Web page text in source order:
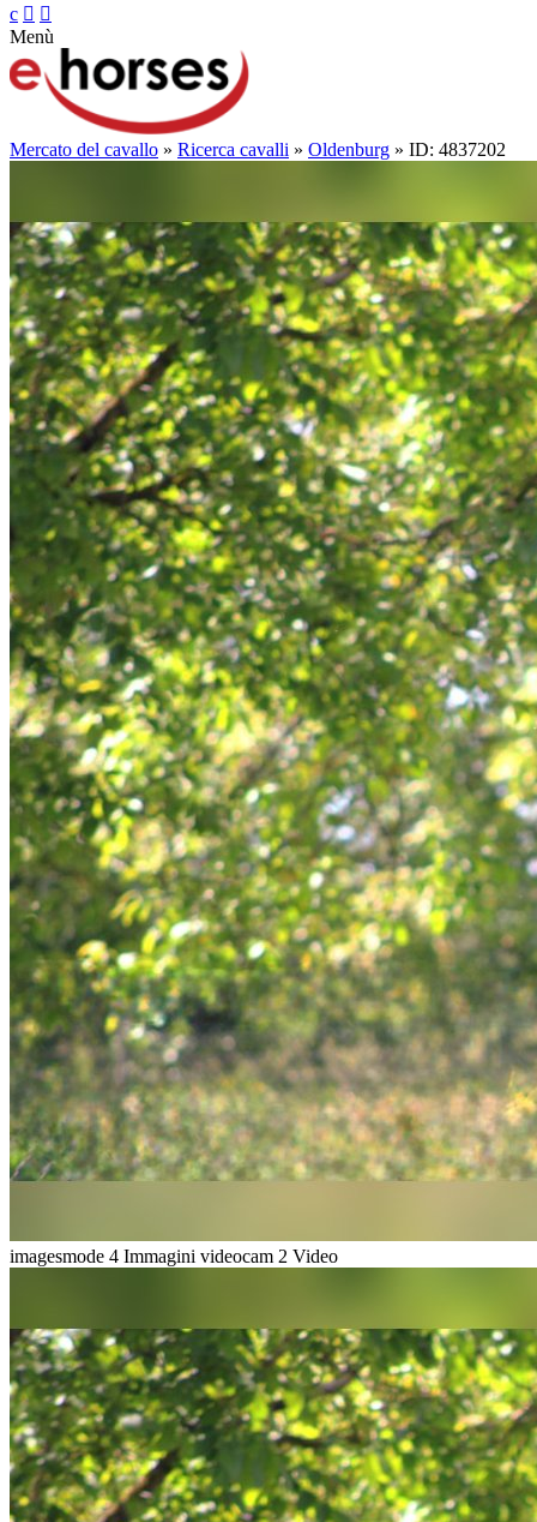
c  
Menù
Mercato del cavallo » Ricerca cavalli » Oldenburg » ID: 4837202
imagesmode 4 Immagini videocam 2 Video